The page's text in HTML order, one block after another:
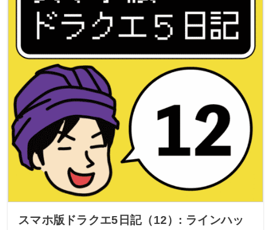
スマホ版ドラクエ5日記（12）: ラインハッ